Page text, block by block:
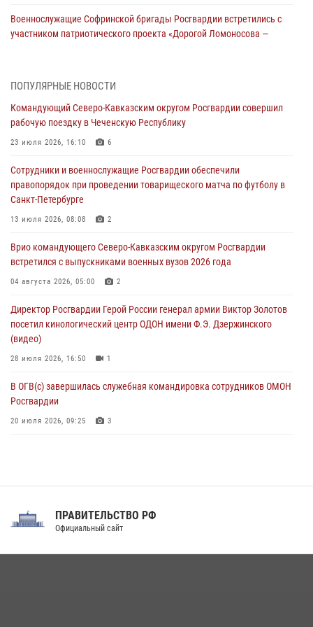
Военнослужащие Софринской бригады Росгвардии встретились с
участником патриотического проекта «Дорогой Ломоносова —
Кузбассе
08 августа 2026, 07:00
настольному теннису ко Дню физкультурника
08 августа 2026, 07:00
ОМОН «Ойрат» Управления Росгвардии по Республике Калмыкия
08 августа 2026, 07:00
В Москве росгвардейцы оказали помощь медикам и девушке с
08 августа 2026, 06:32 1
ПОПУЛЯРНЫЕ НОВОСТИ
Командующий Северо-Кавказским округом Росгвардии совершил
рабочую поездку в Чеченскую Республику
23 июля 2026, 16:10 6
Сотрудники и военнослужащие Росгвардии обеспечили
правопорядок при проведении товарищеского матча по футболу в
Санкт-Петербурге
13 июля 2026, 08:08 2
Врио командующего Северо-Кавказским округом Росгвардии
встретился с выпускниками военных вузов 2026 года
04 августа 2026, 05:00 2
Директор Росгвардии Герой России генерал армии Виктор Золотов
посетил кинологический центр ОДОН имени Ф.Э. Дзержинского
(видео)
28 июля 2026, 16:50 1
В ОГВ(с) завершилась служебная командировка сотрудников ОМОН
Росгвардии
20 июля 2026, 09:25 3
Праздник «Один день с Росгвардией» к 105-летию Центрального
ПРАВИТЕЛЬСТВО РФ
Официальный сайт